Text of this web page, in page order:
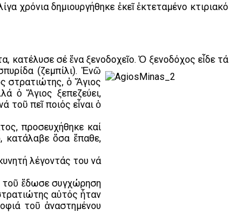
χρόνια δημιουργήθηκε ἐκεῖ ἐκτεταμένο κτιριακό
κατέλυσε σέ ἕνα ξενοδοχεῖο. Ὁ ξενοδόχος εἶδε τά
(ζεμπίλι). Ἐνῶ
στρατιώτης, ὁ Ἅγιος
ὁ Ἅγιος ξεπεζεύει,
τοῦ πεῖ ποιός εἶναι ὁ
προσευχήθηκε καί
κατάλαβε ὅσα ἔπαθε,
λέγοντάς του νά
τοῦ ἔδωσε συγχώρηση
αὐτός ἦταν
τοῦ ἀναστημένου